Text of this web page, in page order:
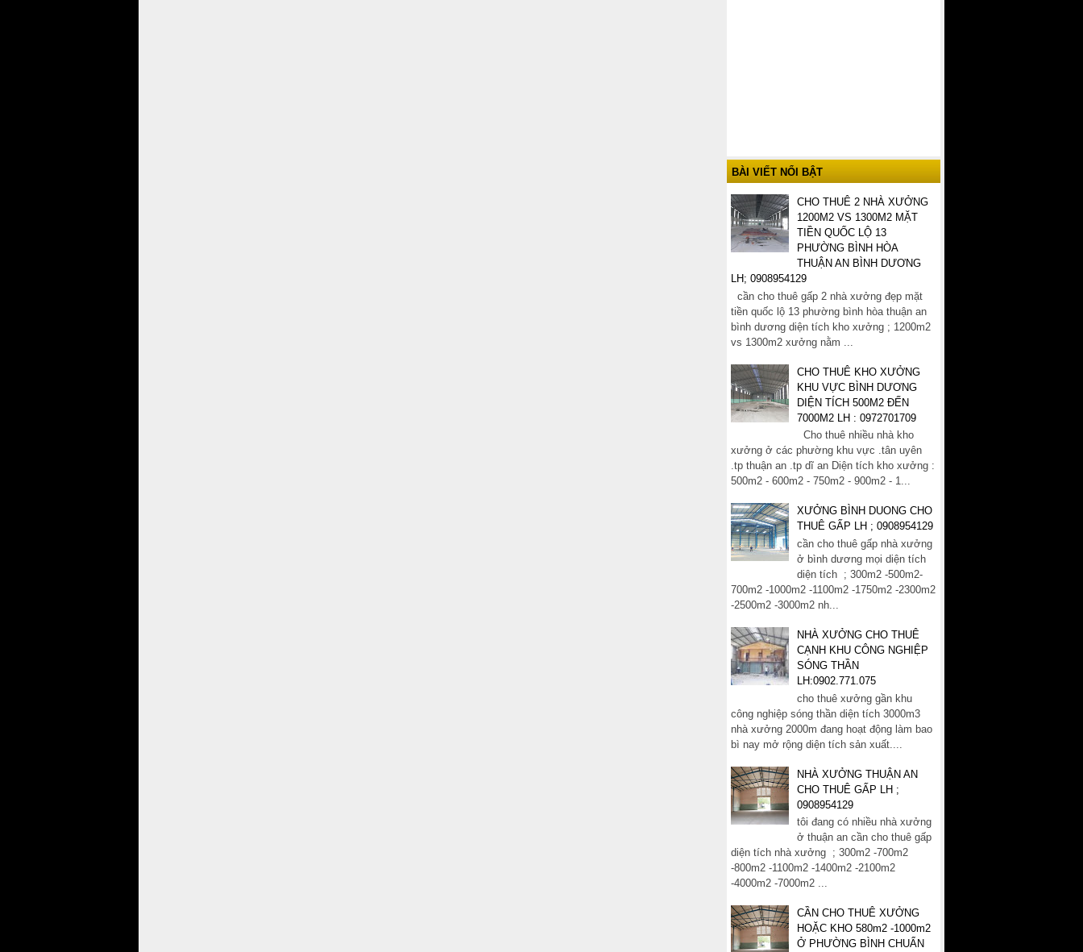
BÀI VIẾT NỔI BẬT
CHO THUÊ 2 NHÀ XƯỞNG
1200M2 VS 1300M2 MẶT
TIỀN QUỐC LỘ 13
PHƯỜNG BÌNH HÒA
THUẬN AN BÌNH DƯƠNG
LH; 0908954129
cần cho thuê gấp 2 nhà xưởng đẹp mặt
tiền quốc lộ 13 phường bình hòa thuận an
bình dương diện tích kho xưởng ; 1200m2
vs 1300m2 xưởng nằm ...
CHO THUÊ KHO XƯỞNG
KHU VỰC BÌNH DƯƠNG
DIỆN TÍCH 500M2 ĐẾN
7000M2 LH : 0972701709
Cho thuê nhiều nhà kho
xưởng ở các phường khu vực .tân uyên
.tp thuận an .tp dĩ an Diện tích kho xưởng :
500m2 - 600m2 - 750m2 - 900m2 - 1...
XƯỞNG BÌNH DUONG CHO
THUÊ GẤP LH ; 0908954129
cần cho thuê gấp nhà xưởng
ở bình dương mọi diện tích
diện tích ; 300m2 -500m2-
700m2 -1000m2 -1100m2 -1750m2 -2300m2
-2500m2 -3000m2 nh...
NHÀ XƯỞNG CHO THUÊ
CẠNH KHU CÔNG NGHIỆP
SÓNG THẦN
LH:0902.771.075
cho thuê xưởng gần khu
công nghiệp sóng thần diện tích 3000m3
nhà xưởng 2000m đang hoạt động làm bao
bì nay mở rộng diện tích sản xuất....
NHÀ XƯỞNG THUẬN AN
CHO THUÊ GẤP LH ;
0908954129
tôi đang có nhiều nhà xưởng
ở thuận an cần cho thuê gấp
diện tích nhà xưởng ; 300m2 -700m2
-800m2 -1100m2 -1400m2 -2100m2
-4000m2 -7000m2 ...
CẦN CHO THUÊ XƯỞNG
HOẶC KHO 580m2 -1000m2
Ở PHƯỜNG BÌNH CHUẨN